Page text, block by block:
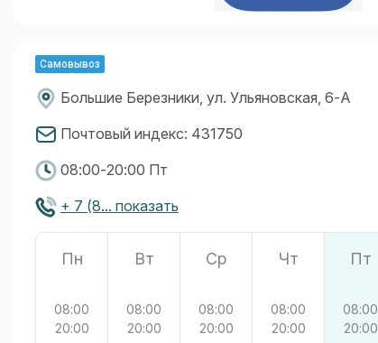
Самовывоз
Большие Березники, ул. Ульяновская, 6-А
Почтовый индекс: 431750
08:00-20:00 Пт
+ 7 (8... показать
Пн
08:00
20:00
Вт
08:00
20:00
Ср
08:00
20:00
Чт
08:00
20:00
Пт
08:00
20:00